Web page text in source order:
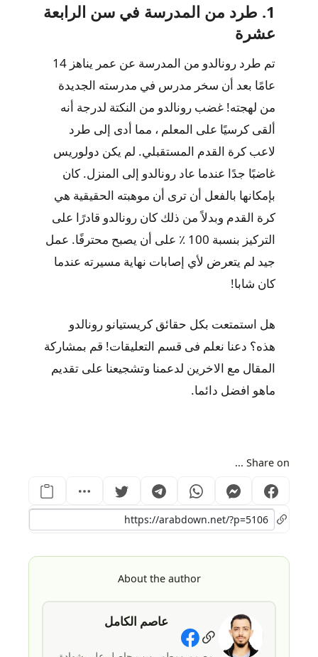
1. طرد من المدرسة في سن الرابعة
عشرة
تم طرد رونالدو من المدرسة عن عمر يناهز 14
عامًا بعد أن سخر مدرس في مدرسته الجديدة
من لهجته! غضب رونالدو من النكتة لدرجة أنه
ألقى كرسيًا على المعلم ، مما أدى إلى طرد
لاعب كرة القدم المستقبلي. لم يكن دولوريس
غاضبًا جدًا عندما عاد رونالدو إلى المنزل. كان
بإمكانها بالفعل أن ترى أن موهبته الحقيقية هي
كرة القدم وبدلاً من ذلك كان رونالدو قادرًا على
التركيز بنسبة 100 ٪ على أن يصبح محترفًا. عمل
جيد لم يتعرض لأي إصابات نهاية مسيرته عندما
كان شابا!
هل استمتعت بكل حقائق كريستيانو رونالدو
هذه؟ دعنا نعلم فى قسم التعليقات! قم بمشاركة
المقال مع الاخرين لدعمنا وتشجيعنا على تقديم
ماهو افضل دائما.
Share on ...
About the author
عاصم الكامل
Social Links